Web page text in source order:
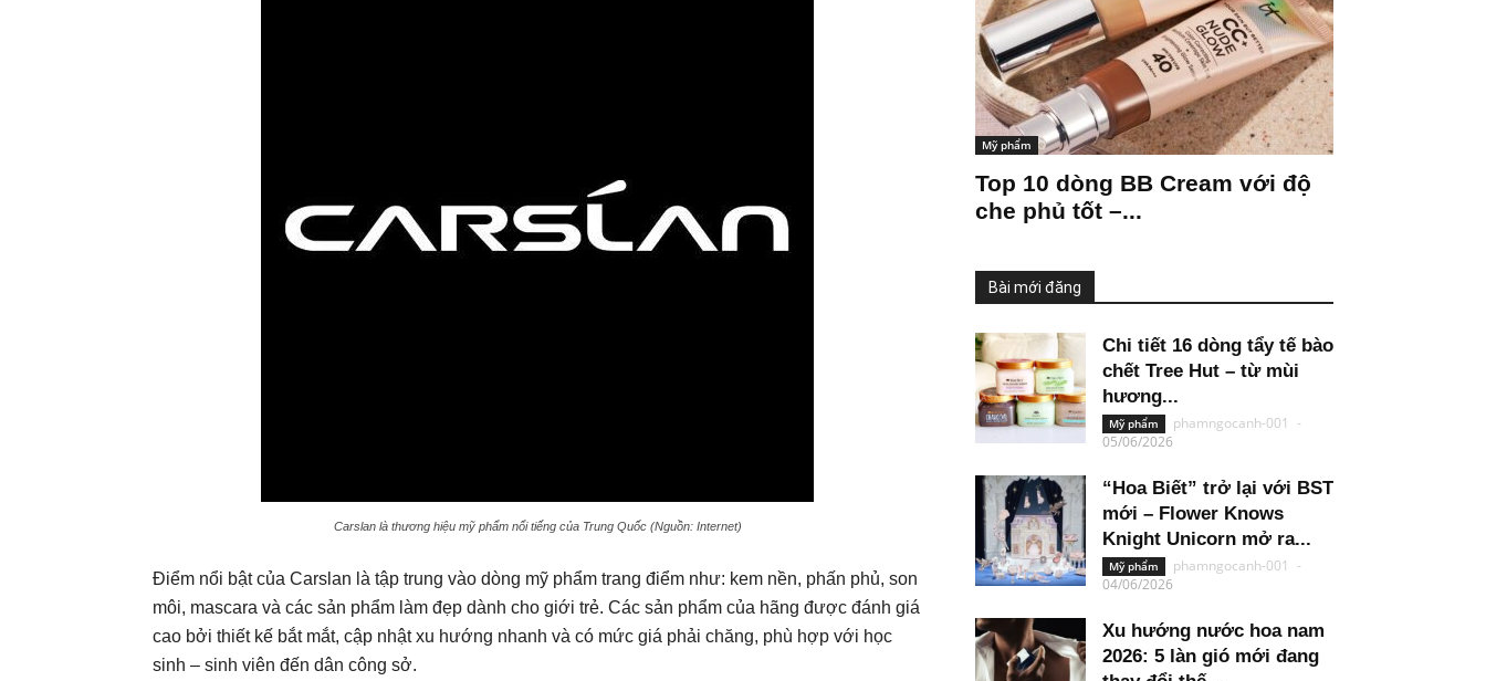
Carslan là thương hiệu mỹ phẩm nổi tiếng của Trung Quốc (Nguồn: Internet)
Điểm nổi bật của Carslan là tập trung vào dòng mỹ phẩm trang điểm như: kem nền, phấn phủ, son
môi, mascara và các sản phẩm làm đẹp dành cho giới trẻ. Các sản phẩm của hãng được đánh giá
cao bởi thiết kế bắt mắt, cập nhật xu hướng nhanh và có mức giá phải chăng, phù hợp với học
sinh – sinh viên đến dân công sở.
Mỹ phẩm
Top 10 dòng BB Cream với độ
che phủ tốt –...
Bài mới đăng
Chi tiết 16 dòng tẩy tế bào
chết Tree Hut – từ mùi
hương...
Mỹ phẩm phamngocanh-001
-
05/06/2026
“Hoa Biết” trở lại với BST
mới – Flower Knows
Knight Unicorn mở ra...
Mỹ phẩm phamngocanh-001
-
04/06/2026
Xu hướng nước hoa nam
2026: 5 làn gió mới đang